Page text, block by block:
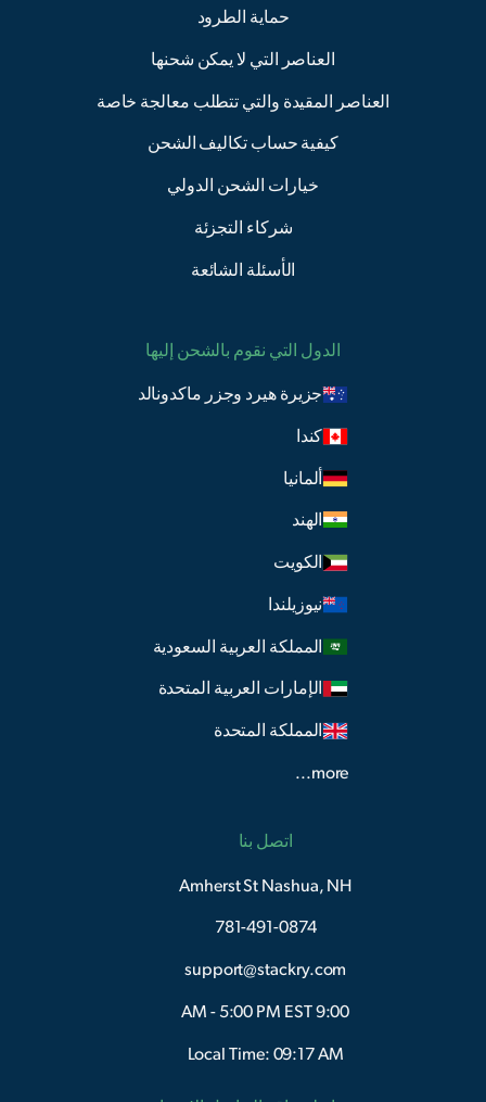
حماية الطرود
العناصر التي لا يمكن شحنها
العناصر المقيدة والتي تتطلب معالجة خاصة
كيفية حساب تكاليف الشحن
خيارات الشحن الدولي
شركاء التجزئة
الأسئلة الشائعة
الدول التي نقوم بالشحن إليها
جزيرة هيرد وجزر ماكدونالد
كندا
ألمانيا
الهند
الكويت
نيوزيلندا
المملكة العربية السعودية
الإمارات العربية المتحدة
المملكة المتحدة
more...
اتصل بنا
Amherst St Nashua, NH
781-491-0874
support@stackry.com
9:00 AM - 5:00 PM EST
Local Time: 09:17 AM